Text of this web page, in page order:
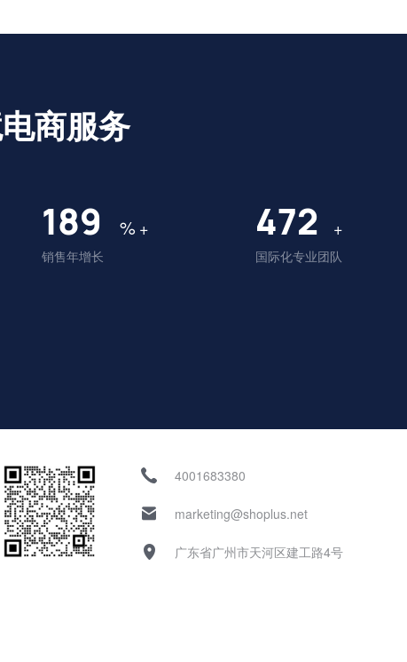
商服务
195 % +
销售年增长
488 +
国际化专业团队
4001683380
marketing@shoplus.net
广东省广州市天河区建工路4号